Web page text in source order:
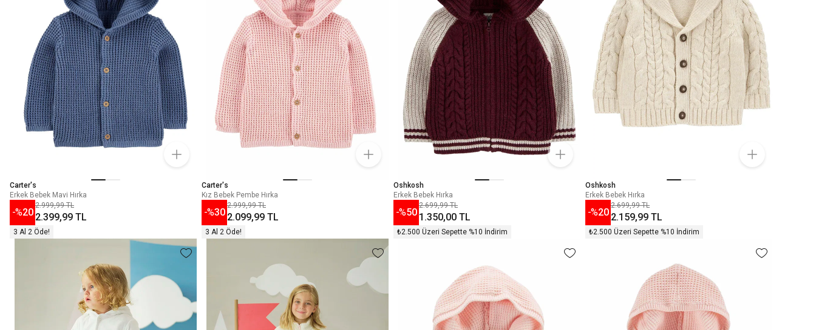
Carter's
Erkek Bebek Mavi Hırka
-%20
2.999,99 TL
2.399,99 TL
3 Al 2 Öde!
Carter's
Kız Bebek Pembe Hırka
-%30
2.999,99 TL
2.099,99 TL
3 Al 2 Öde!
Oshkosh
Erkek Bebek Hırka
-%50
2.699,99 TL
1.350,00 TL
₺2.500 Üzeri Sepette %10 İndirim
Oshkosh
Erkek Bebek Hırka
-%20
2.699,99 TL
2.159,99 TL
₺2.500 Üzeri Sepette %10 İndirim